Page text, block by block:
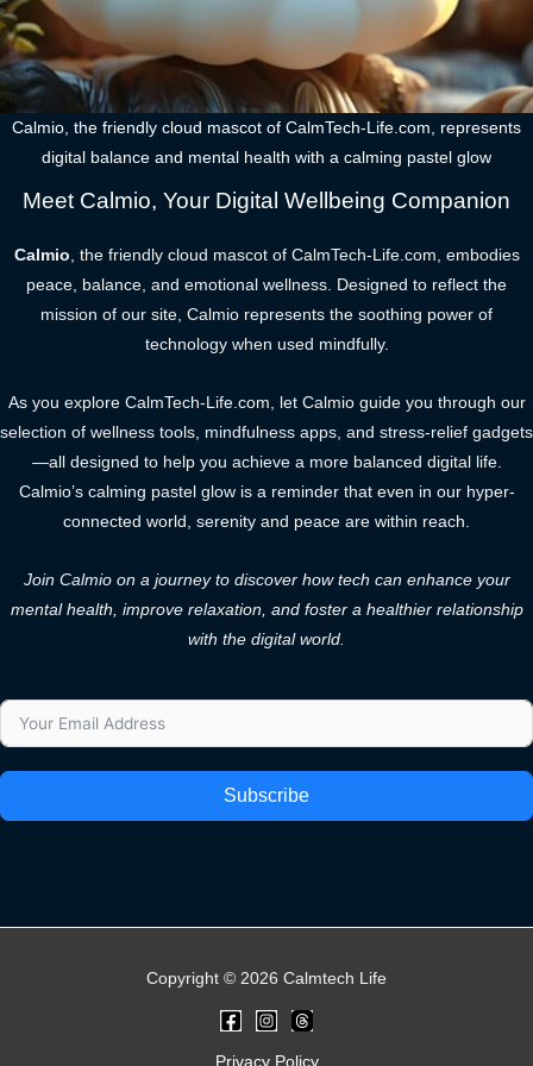
Calmio, the friendly cloud mascot of CalmTech-Life.com, represents
digital balance and mental health with a calming pastel glow
Meet Calmio, Your Digital Wellbeing Companion
Calmio, the friendly cloud mascot of CalmTech-Life.com, embodies
peace, balance, and emotional wellness. Designed to reflect the
mission of our site, Calmio represents the soothing power of
technology when used mindfully.
As you explore CalmTech-Life.com, let Calmio guide you through our
selection of wellness tools, mindfulness apps, and stress-relief gadgets
—all designed to help you achieve a more balanced digital life.
Calmio’s calming pastel glow is a reminder that even in our hyper-
connected world, serenity and peace are within reach.
Join Calmio on a journey to discover how tech can enhance your
mental health, improve relaxation, and foster a healthier relationship
with the digital world.
Subscribe
Copyright © 2026 Calmtech Life
Privacy Policy